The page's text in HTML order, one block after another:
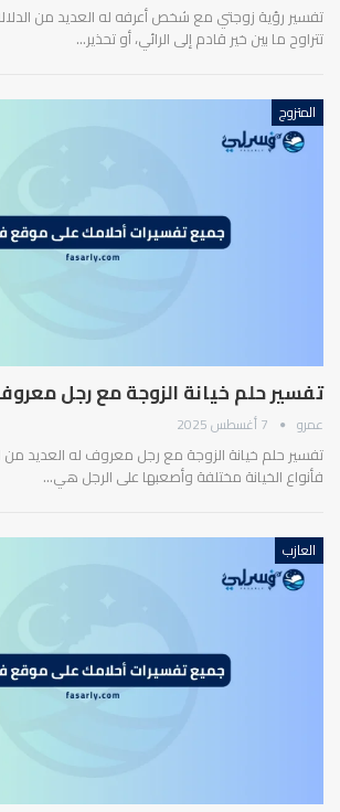
تفسير رؤية زوجتي مع شخص أعرفه له العديد من
تتراوح ما بين خير قادم إلى الرائي، أو تحذير…
المتزوج
تفسير حلم خيانة الزوجة مع رجل
عمرو 7 أغسطس 2025
تفسير حلم خيانة الزوجة مع رجل معروف له العديد من
فأنواع الخيانة مختلفة وأصعبها على الرجل هي…
العازب